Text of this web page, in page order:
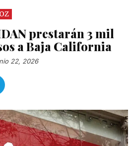
prestarán 3 mil
a Baja California
22, 2026